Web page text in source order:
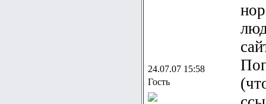
24.07.07 15:58
Гость